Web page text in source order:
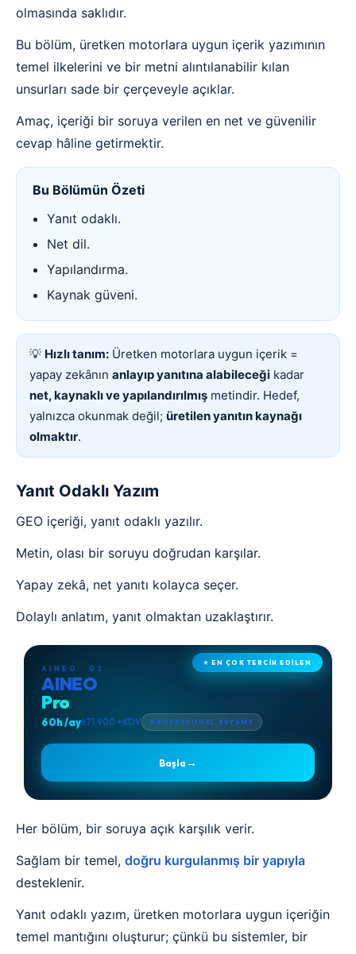
olmasında saklıdır.
Bu bölüm, üretken motorlara uygun içerik yazımının
temel ilkelerini ve bir metni alıntılanabilir kılan
unsurları sade bir çerçeveyle açıklar.
Amaç, içeriği bir soruya verilen en net ve güvenilir
cevap hâline getirmektir.
Bu Bölümün Özeti
Yanıt odaklı.
Net dil.
Yapılandırma.
Kaynak güveni.
💡 Hızlı tanım: Üretken motorlara uygun içerik =
yapay zekânın anlayıp yanıtına alabileceği kadar
net, kaynaklı ve yapılandırılmış metindir. Hedef,
yalnızca okunmak değil; üretilen yanıtın kaynağı
olmaktır.
Yanıt Odaklı Yazım
GEO içeriği, yanıt odaklı yazılır.
Metin, olası bir soruyu doğrudan karşılar.
Yapay zekâ, net yanıtı kolayca seçer.
Dolaylı anlatım, yanıt olmaktan uzaklaştırır.
⭐ EN ÇOK TERCİH EDİLEN
AINEO · 02
AINEO
Pro
60h /ay₺71.900 +KDV PROFESYONEL BÜYÜME
Başla →
Her bölüm, bir soruya açık karşılık verir.
Sağlam bir temel, doğru kurgulanmış bir yapıyla
desteklenir.
Yanıt odaklı yazım, üretken motorlara uygun içeriğin
temel mantığını oluşturur; çünkü bu sistemler, bir